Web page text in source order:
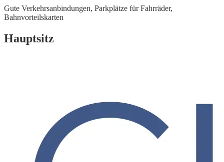
Gute Verkehrsanbindungen, Parkplätze für Fahrräder,
Bahnvorteilskarten
Hauptsitz